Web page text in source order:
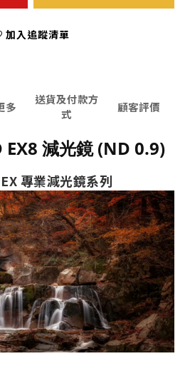
加入追蹤清單
多
送貨及付款方
式
顧客評價
EX8 減光鏡 (ND 0.9)
專業減光鏡系列